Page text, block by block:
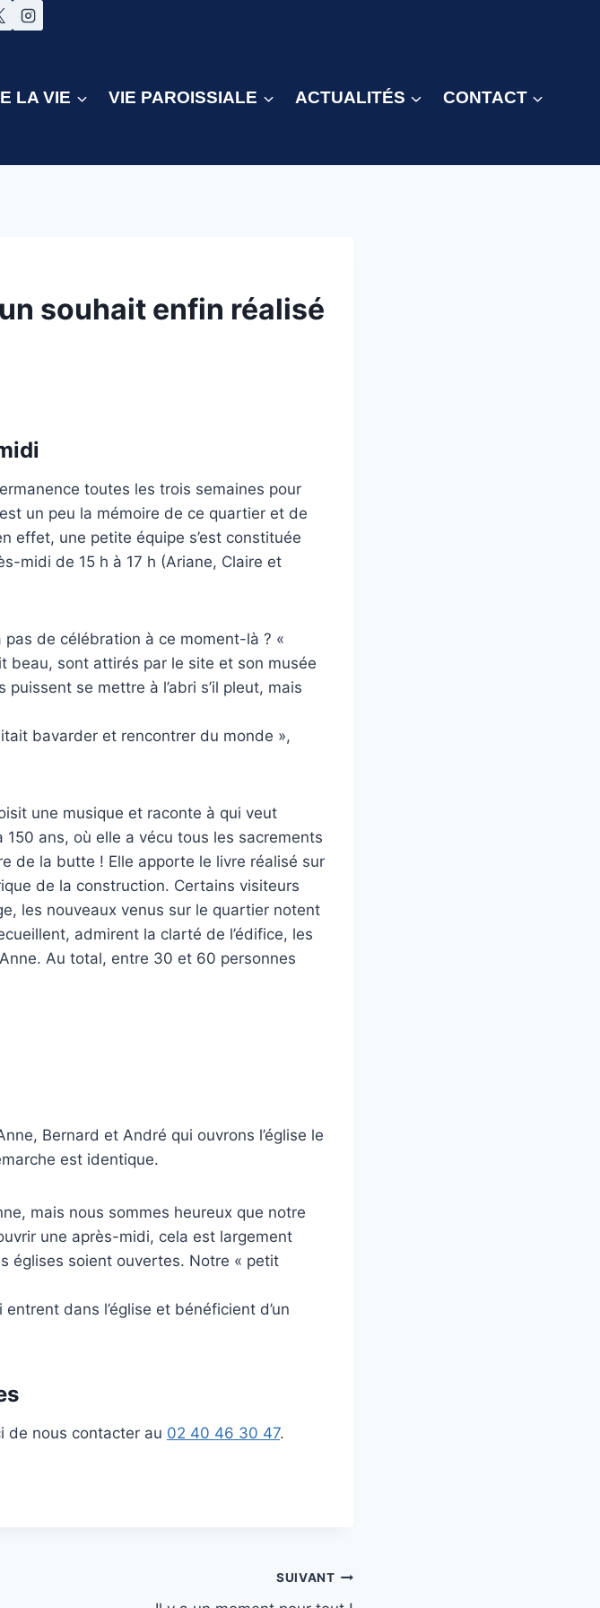
LA VIE VIE PAROISSIALE ACTUALITÉS CONTACT
souhait enfin réalisé
toutes les trois semaines pour
un peu la mémoire de ce quartier et de
effet, une petite équipe s’est constituée
midi de 15 h à 17 h (Ariane, Claire et
pas de célébration à ce moment-là ? «
beau, sont attirés par le site et son musée
se mettre à l’abri s’il pleut, mais
bavarder et rencontrer du monde »,
une musique et raconte à qui veut
150 ans, où elle a vécu tous les sacrements
de la butte ! Elle apporte le livre réalisé sur
de la construction. Certains visiteurs
les nouveaux venus sur le quartier notent
admirent la clarté de l’édifice, les
Au total, entre 30 et 60 personnes
Bernard et André qui ouvrons l’église le
est identique.
mais nous sommes heureux que notre
une après-midi, cela est largement
églises soient ouvertes. Notre « petit
dans l’église et bénéficient d’un
de nous contacter au 02 40 46 30 47.
SUIVANT